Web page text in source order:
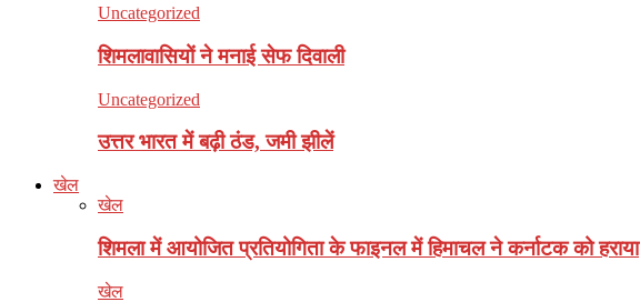
Uncategorized
शिमलावासियों ने मनाई सेफ दिवाली
Uncategorized
उत्तर भारत में बढ़ी ठंड, जमी झीलें
खेल
खेल
शिमला में आयोजित प्रतियोगिता के फाइनल में हिमाचल ने कर्नाटक को हराया
खेल